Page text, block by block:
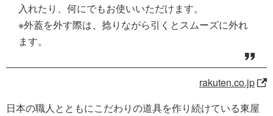
入れたり、何にでもお使いいただけます。
※外蓋を外す際は、捻りながら引くとスムーズに外れ
ます。
rakuten.co.jp
日本の職人とともにこだわりの道具を作り続けている東屋